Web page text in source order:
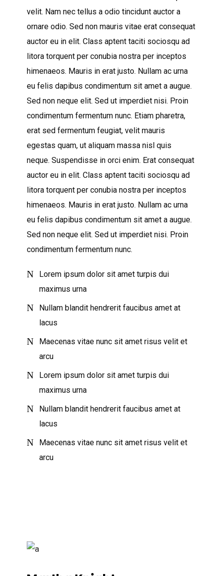
velit. Nam nec tellus a odio tincidunt auctor a
ornare odio. Sed non mauris vitae erat consequat
auctor eu in elit. Class aptent taciti sociosqu ad
litora torquent per conubia nostra per inceptos
himenaeos. Mauris in erat justo. Nullam ac urna
eu felis dapibus condimentum sit amet a augue.
Sed non neque elit. Sed ut imperdiet nisi. Proin
condimentum fermentum nunc. Etiam pharetra,
erat sed fermentum feugiat, velit mauris
egestas quam, ut aliquam massa nisl quis
neque. Suspendisse in orci enim. Erat consequat
auctor eu in elit. Class aptent taciti sociosqu ad
litora torquent per conubia nostra per inceptos
himenaeos. Mauris in erat justo. Nullam ac urna
eu felis dapibus condimentum sit amet a augue.
Sed non neque elit. Sed ut imperdiet nisi. Proin
condimentum fermentum nunc.
Lorem ipsum dolor sit amet turpis dui
maximus urna
Nullam blandit hendrerit faucibus amet at
lacus
Maecenas vitae nunc sit amet risus velit et
arcu
Lorem ipsum dolor sit amet turpis dui
maximus urna
Nullam blandit hendrerit faucibus amet at
lacus
Maecenas vitae nunc sit amet risus velit et
arcu